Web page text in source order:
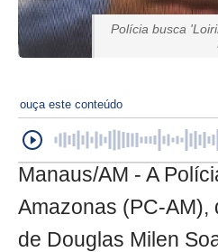
Polícia busca
ouça este conteúdo
Manaus/AM - A
Amazonas (PC-AM),
de Douglas Milen